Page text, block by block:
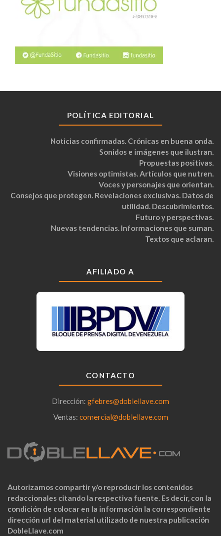
POLÍTICA EDITORIAL
Noticias confirmadas. Crónicas en buena onda.
Sonidos e imágenes que ilustran.
Propuestas positivas.
Visiones optimistas. Artículos que nutren.
Voces y personajes que orientan.
Consejos que protegen. Revelaciones exclusivas. Datos de
utilidad. Descubrimientos.
Futuro y perspectivas.
Nuevas tendencias. Informaciones que suman.
Textos que aclaran.
AFILIADO A
CONTACTO
Dirección: gfebres@doblellave.com
Ventas: comercial@doblellave.com
Autorizamos compartir y/o reproducir los contenidos
redaccionales citando la respectiva fuente. Es decir, con la
condición de colocar en la información la correspondiente
dirección url del material utilizado de nuestra publicación
DobleLlave.com